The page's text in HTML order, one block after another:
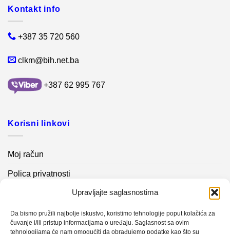
Upravljajte saglasnostima
Da bismo pružili najbolje iskustvo, koristimo tehnologije poput kolačića za
čuvanje i/ili pristup informacijama o uređaju. Saglasnost sa ovim
tehnologijama će nam omogućiti da obrađujemo podatke kao što su
Kontakt info
+387 35 720 560
clkm@bih.net.ba
+387 62 995 767
Korisni linkovi
Moj račun
Polica privatnosti
Kontakt info